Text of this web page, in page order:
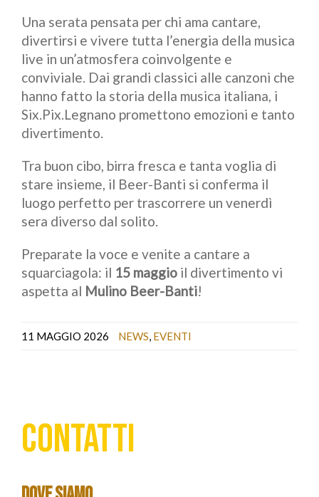
Una serata pensata per chi ama cantare,
divertirsi e vivere tutta l’energia della musica
live in un’atmosfera coinvolgente e
conviviale. Dai grandi classici alle canzoni che
hanno fatto la storia della musica italiana, i
Six.Pix.Legnano promettono emozioni e tanto
divertimento.
Tra buon cibo, birra fresca e tanta voglia di
stare insieme, il Beer-Banti si conferma il
luogo perfetto per trascorrere un venerdì
sera diverso dal solito.
Preparate la voce e venite a cantare a
squarciagola: il 15 maggio il divertimento vi
aspetta al Mulino Beer-Banti!
11 MAGGIO 2026 NEWS, EVENTI
CONTATTI